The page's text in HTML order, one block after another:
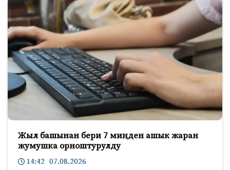
Жыл башынан бери 7 миңден ашык жаран
жумушка орноштурулду
14:42 07.08.2026